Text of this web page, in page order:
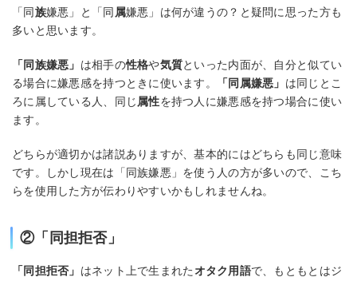
「同族嫌悪」と「同 属嫌悪」は何が違うの？と疑問に思った方も
多いと思います。
「同族嫌悪」 は相手の性格や気質といった内面が、自分と似てい
る場合に嫌悪感を持つときに使います。
「同属嫌悪」 は同じとこ
ろに属している人、同じ 属性を持つ人に嫌悪感を持つ場合に使い
ます。
どちらが適切かは諸説ありますが、基本的にはどちらも同じ意味
です。しかし現在は「同族嫌悪」を使う人の方が多いので、こち
らを使用した方が伝わりやすいかもしれませんね。
②「同担拒否」
「同担拒否」 はネット上で生まれたオタク用語で、もともとはジ